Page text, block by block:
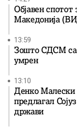
Објавен спотот
Македонија
13:59
Зошто СДСМ
умрен
13:10
Денко Малески
предлагал
држави